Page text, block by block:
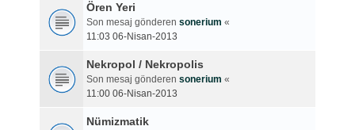
Ören Yeri
Son mesaj gönderen sonerium «
11:03 06-Nisan-2013
Nekropol / Nekropolis
Son mesaj gönderen sonerium «
11:00 06-Nisan-2013
Nümizmatik